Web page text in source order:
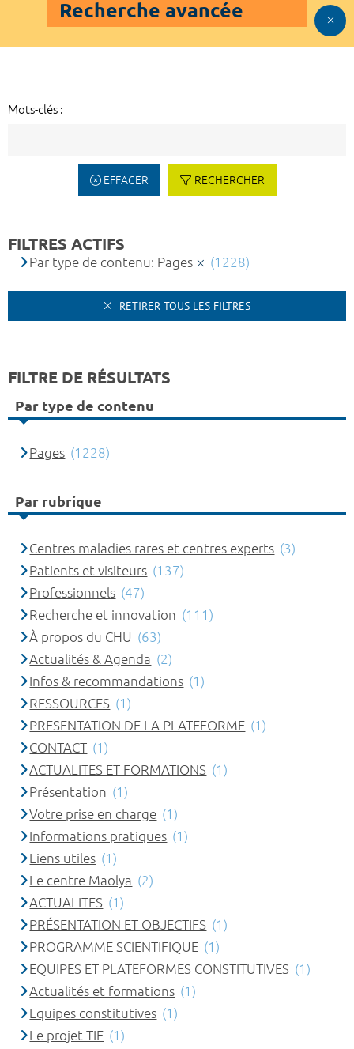
Recherche avancée
Mots-clés :
EFFACER RECHERCHER
FILTRES ACTIFS
Par type de contenu: Pages (1228)
RETIRER TOUS LES FILTRES
FILTRE DE RÉSULTATS
Par type de contenu
Pages (1228)
Par rubrique
Centres maladies rares et centres experts (3)
Patients et visiteurs (137)
Professionnels (47)
Recherche et innovation (111)
À propos du CHU (63)
Actualités & Agenda (2)
Infos & recommandations (1)
RESSOURCES (1)
PRESENTATION DE LA PLATEFORME (1)
CONTACT (1)
ACTUALITES ET FORMATIONS (1)
Présentation (1)
Votre prise en charge (1)
Informations pratiques (1)
Liens utiles (1)
Le centre Maolya (2)
ACTUALITES (1)
PRÉSENTATION ET OBJECTIFS (1)
PROGRAMME SCIENTIFIQUE (1)
EQUIPES ET PLATEFORMES CONSTITUTIVES (1)
Actualités et formations (1)
Equipes constitutives (1)
Le projet TIE (1)